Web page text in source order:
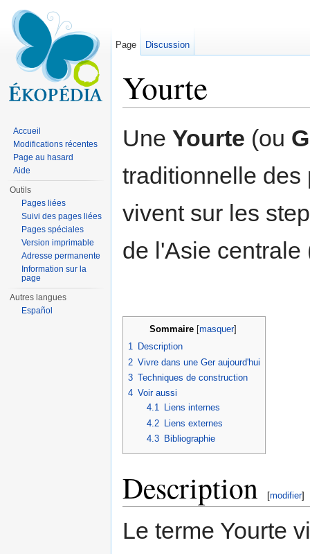
Yourte
Une Yourte (ou
traditionnelle des
vivent sur les
de l'Asie centrale
Sommaire[ masquer]
1 Description
2 Vivre dans une Ger aujourd'hui
3 Techniques de construction
4 Voir aussi
4.1
Liens internes
4.2
Liens externes
4.3
Bibliographie
Description [modifier]
Le terme Yourte
Page Discussion
Accueil
Modifications récentes
Page au hasard
Aide
Outils
Pages liées
Suivi des pages liées
Pages spéciales
Version imprimable
Adresse permanente
Information sur la
page
Autres langues
Español